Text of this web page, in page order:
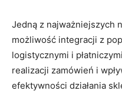
Jedną z ‍najważniejszych
możliwość integracji z
‌logistycznymi i
realizacji zamówień i‌
efektywności ⁢działania